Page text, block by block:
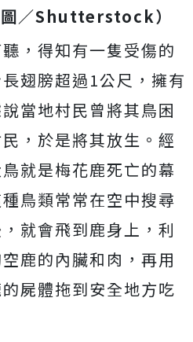
／Shutterstock）
，得知有一隻受傷的
翅膀超過1公尺，擁有
當地村民曾將其鳥困
，於是將其放生。經
就是梅花鹿死亡的幕
鳥類常常在空中搜尋
就會飛到鹿身上，利
鹿的內臟和肉，再用
屍體拖到安全地方吃